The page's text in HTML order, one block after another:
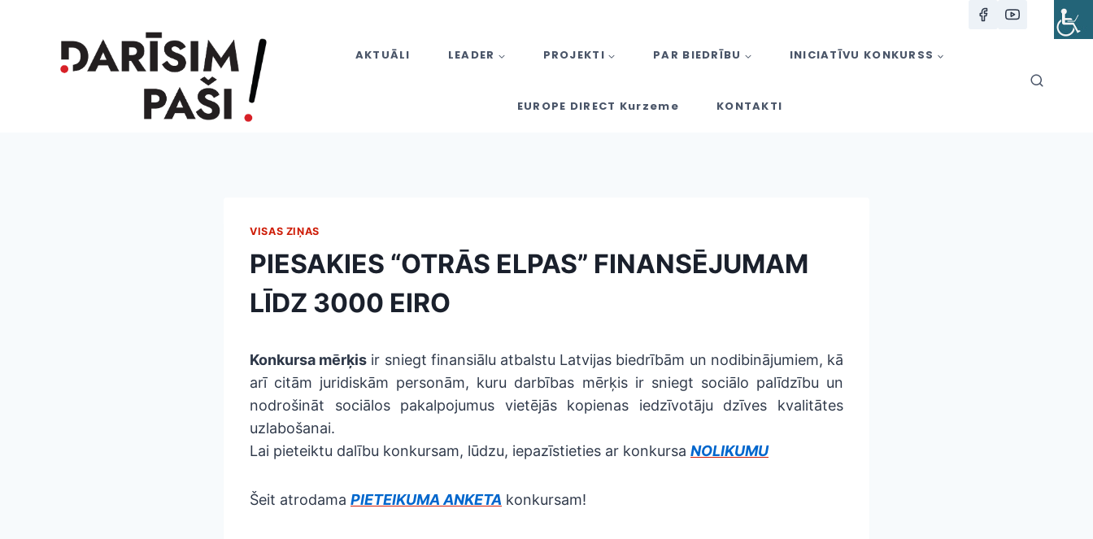
AKTUĀLI LEADER PROJEKTI PAR BIEDRĪBU INICIATĪVU KONKURSS
EUROPE DIRECT Kurzeme KONTAKTI
VISAS ZIŅAS
PIESAKIES “OTRĀS ELPAS” FINANSĒJUMAM
LĪDZ 3000 EIRO
Konkursa mērķis ir sniegt finansiālu atbalstu Latvijas biedrībām un nodibinājumiem, kā
arī citām juridiskām personām, kuru darbības mērķis ir sniegt sociālo palīdzību un
nodrošināt sociālos pakalpojumus vietējās kopienas iedzīvotāju dzīves kvalitātes
uzlabošanai.
Lai pieteiktu dalību konkursam, lūdzu, iepazīstieties ar konkursa NOLIKUMU
Šeit atrodama PIETEIKUMA ANKETA konkursam!